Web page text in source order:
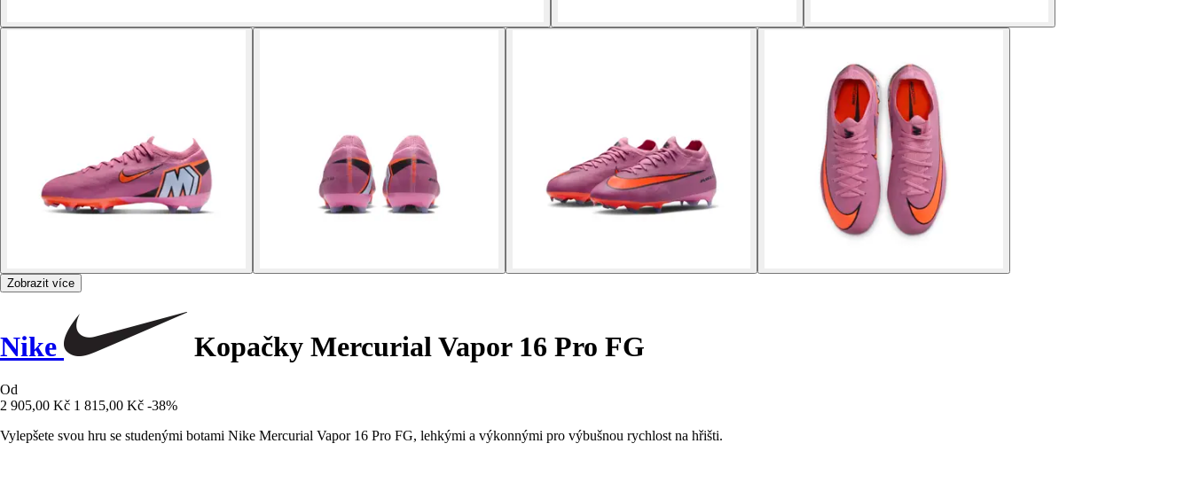
Zobrazit více
Nike Kopačky Mercurial Vapor 16 Pro FG
Od
2 905,00 Kč 1 815,00 Kč -38%
Vylepšete svou hru se studenými botami Nike Mercurial Vapor 16 Pro FG, lehkými a výkonnými pro výbušnou rychlost na hřišti.